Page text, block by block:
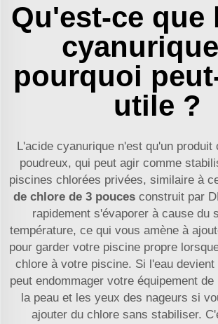
Qu'est-ce que
pourquoi
utile ?
L'acide cyanurique n'est qu'un produit
poudreux, qui peut agir comme
piscines chlorées privées, similaire à
de chlore de 3 pouces construit par
rapidement s'évaporer à cause du
température, ce qui vous amène à
pour garder votre piscine propre
chlore à votre piscine. Si l'eau
peut endommager votre équipement
la peau et les yeux des nageurs si
ajouter du chlore sans stabiliser.